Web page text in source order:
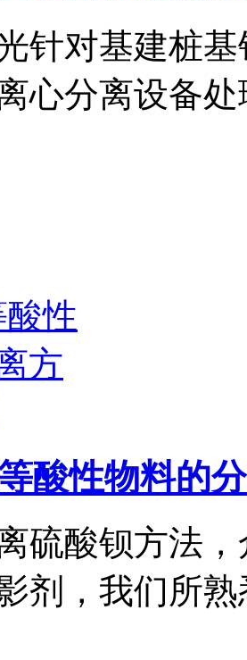
针对基建桩
心分离设备
酸性物料的
硫酸钡方法
剂，我们所